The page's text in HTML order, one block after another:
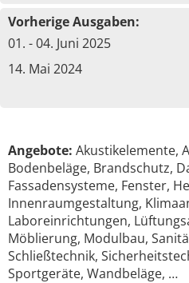
Vorherige Ausgaben:
01. - 04. Juni 2025
14. Mai 2024
Angebote: Akustikelemente,
Bodenbeläge, Brandschutz,
Fassadensysteme, Fenster,
Innenraumgestaltung,
Laboreinrichtungen,
Möblierung, Modulbau,
Schließtechnik,
Sportgeräte, Wandbeläge, …